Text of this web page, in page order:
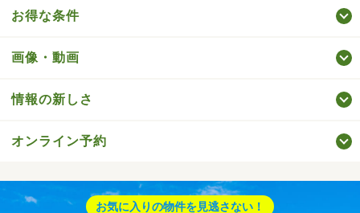
お得な条件
画像・動画
情報の新しさ
オンライン予約
お気に入りの物件を見逃さない！